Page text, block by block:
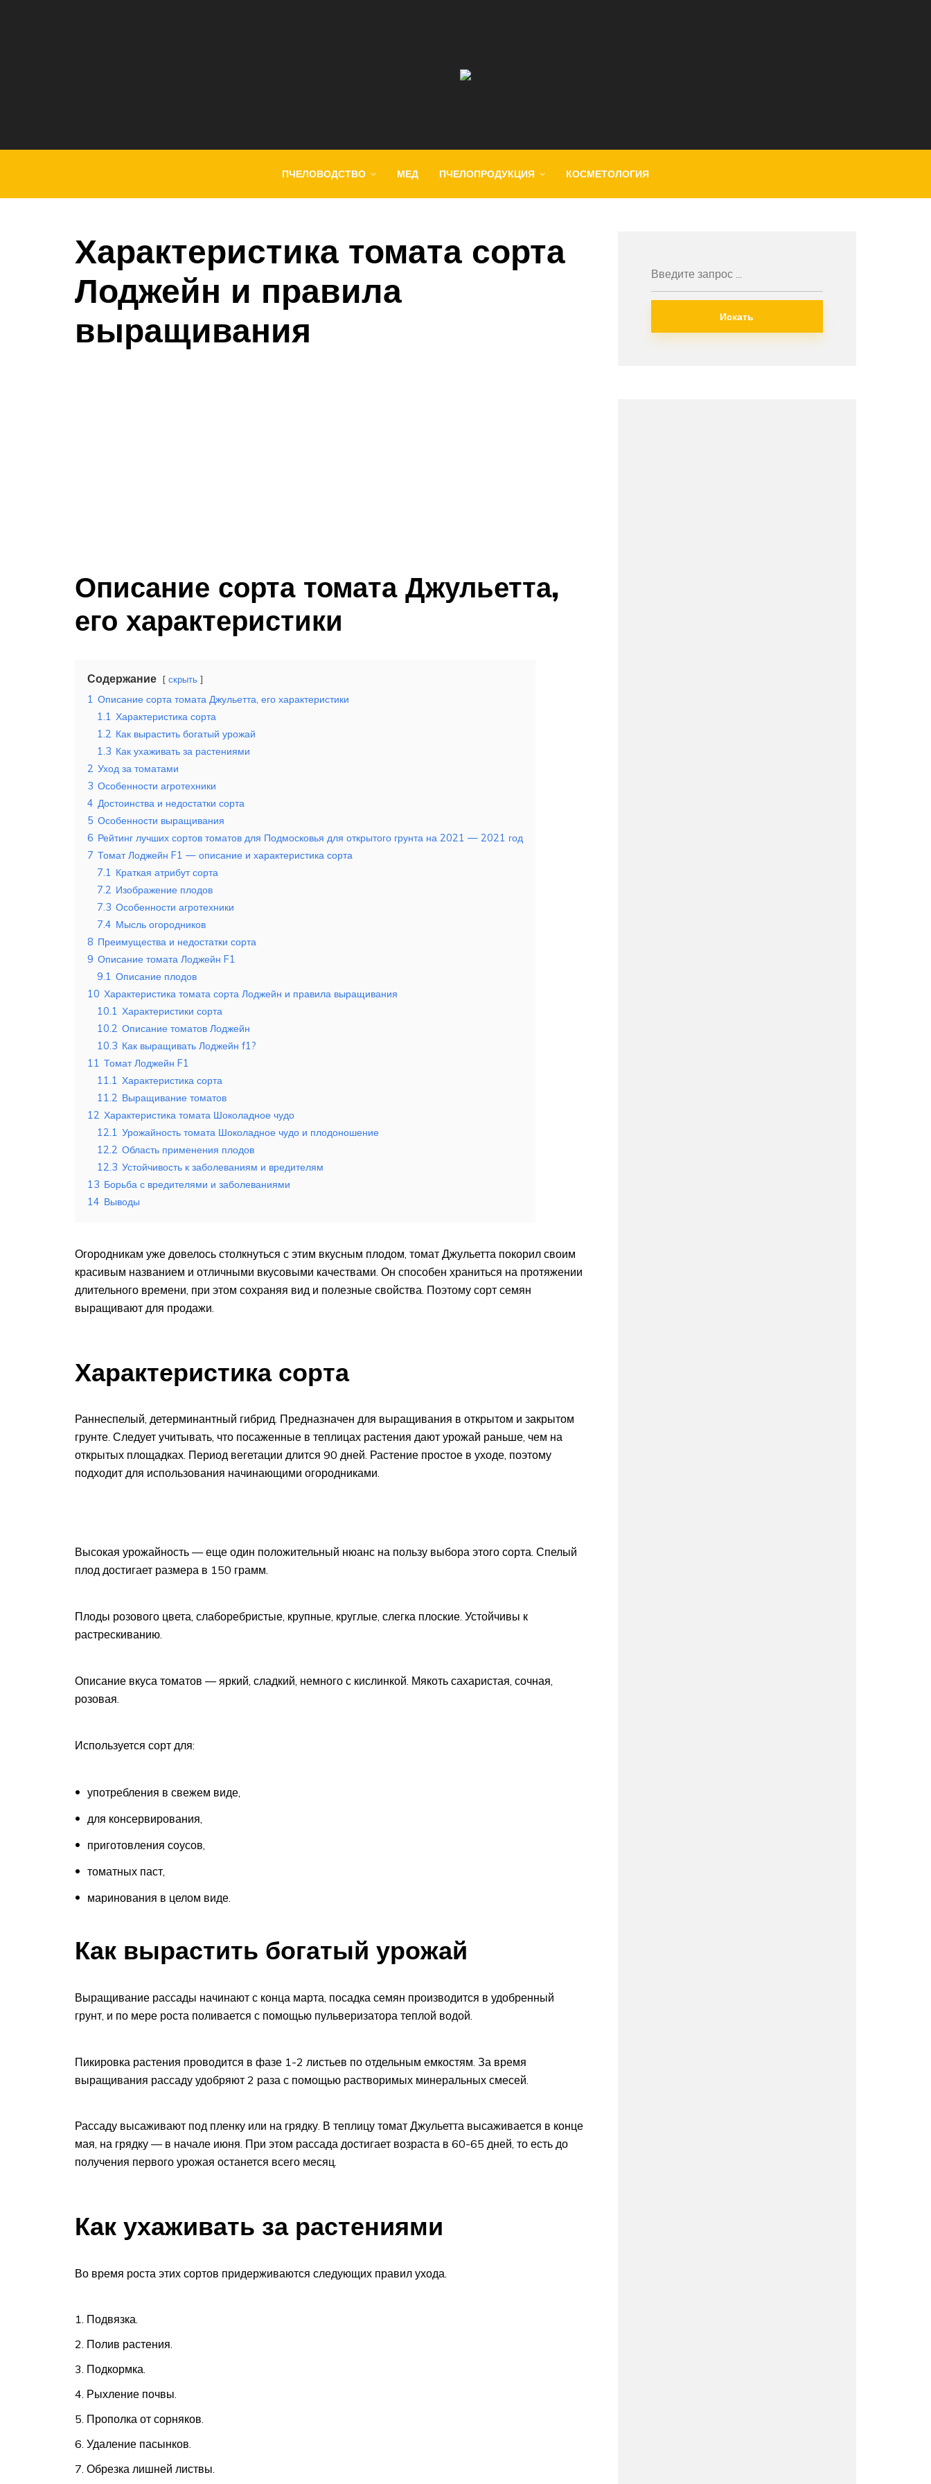
ПЧЕЛОВОДСТВО МЕД ПЧЕЛОПРОДУКЦИЯ КОСМЕТОЛОГИЯ
Характеристика томата сорта
Лоджейн и правила
выращивания
Описание сорта томата Джульетта,
его характеристики
Содержание скрыть
1 Описание сорта томата Джульетта, его характеристики
1.1 Характеристика сорта
1.2 Как вырастить богатый урожай
1.3 Как ухаживать за растениями
2 Уход за томатами
3 Особенности агротехники
4 Достоинства и недостатки сорта
5 Особенности выращивания
6 Рейтинг лучших сортов томатов для Подмосковья для открытого грунта на 2021 — 2021 год
7 Томат Лоджейн F1 — описание и характеристика сорта
7.1 Краткая атрибут сорта
7.2 Изображение плодов
7.3 Особенности агротехники
7.4 Мысль огородников
8 Преимущества и недостатки сорта
9 Описание томата Лоджейн F1
9.1 Описание плодов
10 Характеристика томата сорта Лоджейн и правила выращивания
10.1 Характеристики сорта
10.2 Описание томатов Лоджейн
10.3 Как выращивать Лоджейн f1?
11 Томат Лоджейн F1
11.1 Характеристика сорта
11.2 Выращивание томатов
12 Характеристика томата Шоколадное чудо
12.1 Урожайность томата Шоколадное чудо и плодоношение
12.2 Область применения плодов
12.3 Устойчивость к заболеваниям и вредителям
13 Борьба с вредителями и заболеваниями
14 Выводы
Огородникам уже довелось столкнуться с этим вкусным плодом, томат Джульетта покорил своим
красивым названием и отличными вкусовыми качествами. Он способен храниться на протяжении
длительного времени, при этом сохраняя вид и полезные свойства. Поэтому сорт семян
выращивают для продажи.
Характеристика сорта
Раннеспелый, детерминантный гибрид. Предназначен для выращивания в открытом и закрытом
грунте. Следует учитывать, что посаженные в теплицах растения дают урожай раньше, чем на
открытых площадках. Период вегетации длится 90 дней. Растение простое в уходе, поэтому
подходит для использования начинающими огородниками.
Высокая урожайность — еще один положительный нюанс на пользу выбора этого сорта. Спелый
плод достигает размера в 150 грамм.
Плоды розового цвета, слаборебристые, крупные, круглые, слегка плоские. Устойчивы к
растрескиванию.
Описание вкуса томатов — яркий, сладкий, немного с кислинкой. Мякоть сахаристая, сочная,
розовая.
Используется сорт для:
употребления в свежем виде,
для консервирования,
приготовления соусов,
томатных паст,
маринования в целом виде.
Как вырастить богатый урожай
Выращивание рассады начинают с конца марта, посадка семян производится в удобренный
грунт, и по мере роста поливается с помощью пульверизатора теплой водой.
Пикировка растения проводится в фазе 1-2 листьев по отдельным емкостям. За время
выращивания рассаду удобряют 2 раза с помощью растворимых минеральных смесей.
Рассаду высаживают под пленку или на грядку. В теплицу томат Джульетта высаживается в конце
мая, на грядку — в начале июня. При этом рассада достигает возраста в 60-65 дней, то есть до
получения первого урожая останется всего месяц.
Как ухаживать за растениями
Во время роста этих сортов придерживаются следующих правил ухода.
Подвязка.
Полив растения.
Подкормка.
Рыхление почвы.
Прополка от сорняков.
Удаление пасынков.
Обрезка лишней листвы.
Искать